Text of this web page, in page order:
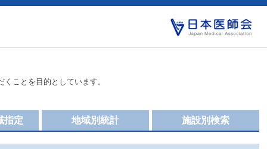
ことを目的としています。
施設別検索
地域別統計
指定